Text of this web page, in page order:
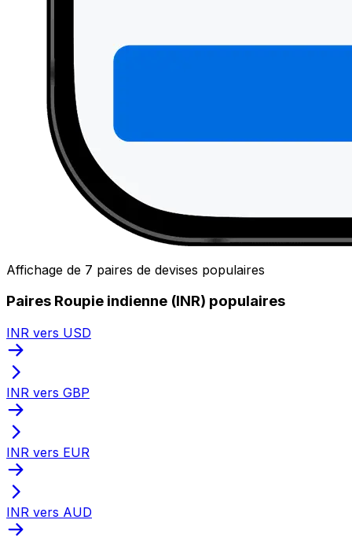
Affichage de 7 paires de devises populaires
Paires Roupie indienne (INR) populaires
INR vers USD
INR vers GBP
INR vers EUR
INR vers AUD